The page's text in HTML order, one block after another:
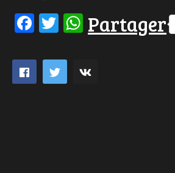
Facebook
Twitter
WhatsApp
Partager